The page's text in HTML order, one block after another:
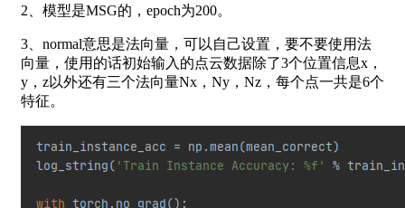
2、模型是MSG的，epoch为200。
3、normal意思是法向量，可以自己设置，要不要使用法
向量，使用的话初始输入的点云数据除了3个位置信息x，
y，z以外还有三个法向量Nx，Ny，Nz，每个点一共是6个
特征。